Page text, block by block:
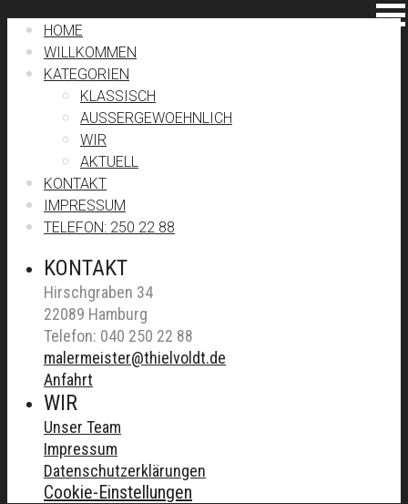
HOME
WILLKOMMEN
KATEGORIEN
KLASSISCH
AUSSERGEWOEHNLICH
WIR
AKTUELL
KONTAKT
IMPRESSUM
TELEFON: 250 22 88
KONTAKT
Hirschgraben 34
22089 Hamburg
Telefon: 040 250 22 88
malermeister@thielvoldt.de
Anfahrt
WIR
Unser Team
Impressum
Datenschutzerklärungen
Cookie-Einstellungen